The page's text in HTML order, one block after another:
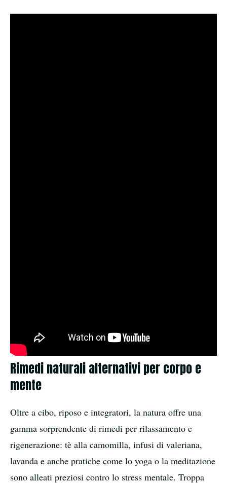
Rimedi naturali alternativi per corpo e
mente
Oltre a cibo, riposo e integratori, la natura offre una
gamma sorprendente di rimedi per rilassamento e
rigenerazione: tè alla camomilla, infusi di valeriana,
lavanda e anche pratiche come lo yoga o la meditazione
sono alleati preziosi contro lo stress mentale. Troppa